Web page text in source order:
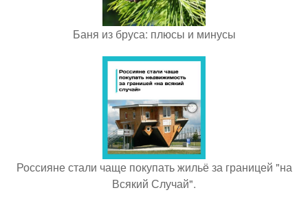
Баня из бруса: плюсы и минусы
Россияне стали чаще покупать жильё за границей "на
Всякий Случай".